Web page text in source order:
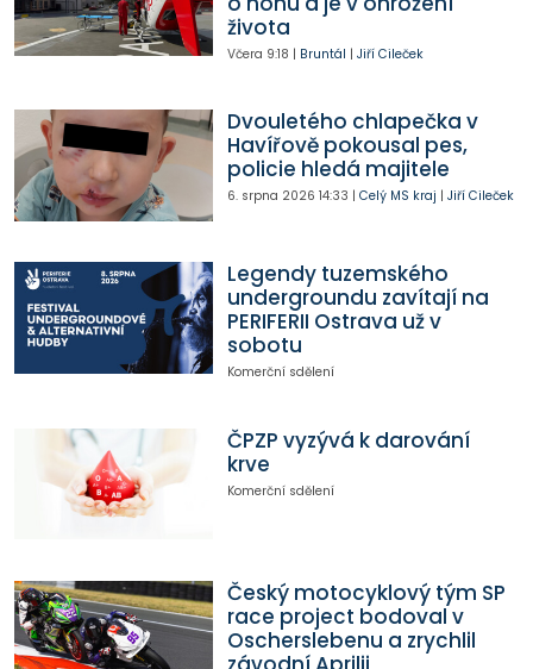
života
Včera 9:18 | Bruntál | Jiří Cileček
Dvouletého chlapečka v
Havířově pokousal pes,
policie hledá majitele
6. srpna 2026 14:33 | Celý MS kraj | Jiří Cileček
Legendy tuzemského
undergroundu zavítají na
PERIFERII Ostrava už v
sobotu
Komerční sdělení
ČPZP vyzývá k darování
krve
Komerční sdělení
Český motocyklový tým SP
race project bodoval v
Oscherslebenu a zrychlil